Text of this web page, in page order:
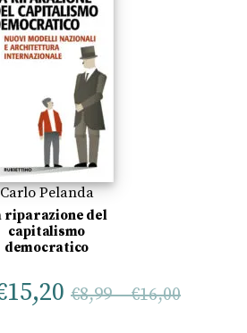
Carlo Pelanda
riparazione del
capitalismo
democratico
15,20 €8,99–€16,00